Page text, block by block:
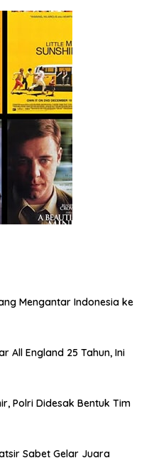
Mengantar Indonesia ke
All England 25 Tahun, Ini
Polri Didesak Bentuk Tim
Sabet Gelar Juara